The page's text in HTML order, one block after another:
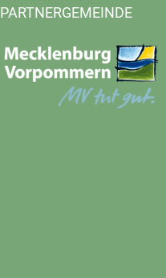
PARTNERGEMEINDE